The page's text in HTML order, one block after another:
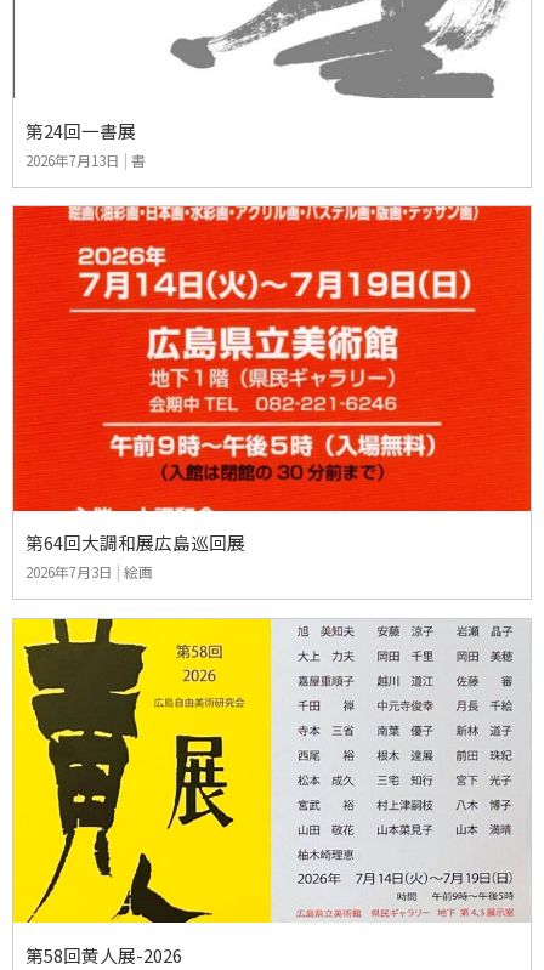
第24回一書展
2026年7月13日 | 書
第64回大調和展広島巡回展
2026年7月3日 | 絵画
第58回黄人展-2026